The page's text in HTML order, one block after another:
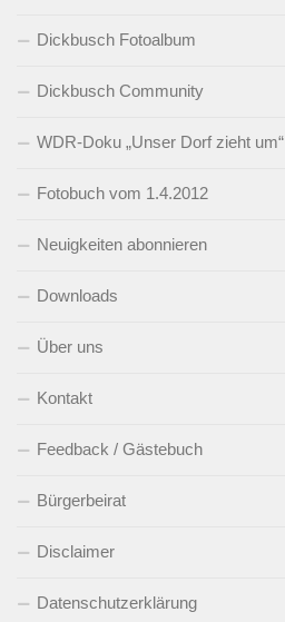
Dickbusch Fotoalbum
Dickbusch Community
WDR-Doku „Unser Dorf zieht um“
Fotobuch vom 1.4.2012
Neuigkeiten abonnieren
Downloads
Über uns
Kontakt
Feedback / Gästebuch
Bürgerbeirat
Disclaimer
Datenschutzerklärung